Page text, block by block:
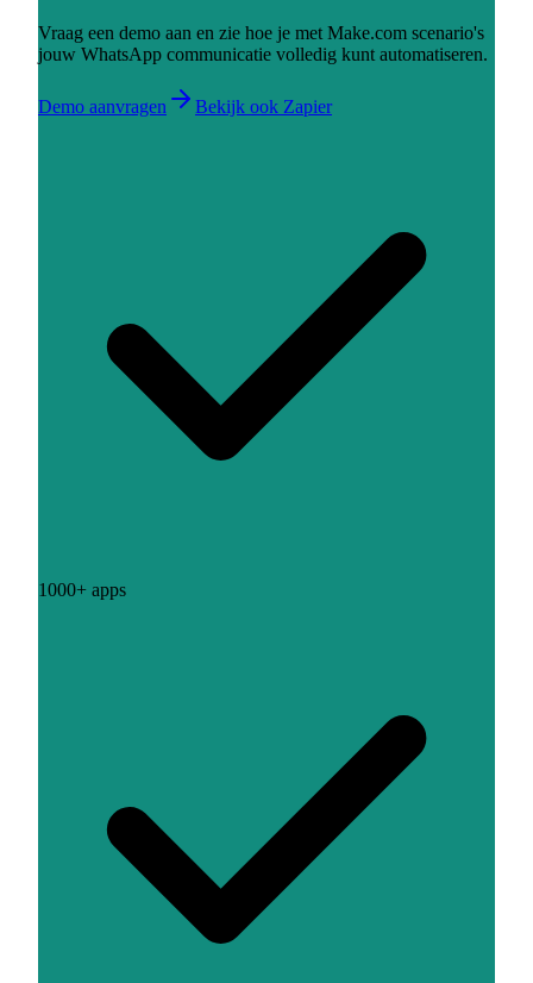
Vraag een demo aan en zie hoe je met Make.com scenario's
jouw WhatsApp communicatie volledig kunt automatiseren.
Demo aanvragen Bekijk ook Zapier
1000+ apps